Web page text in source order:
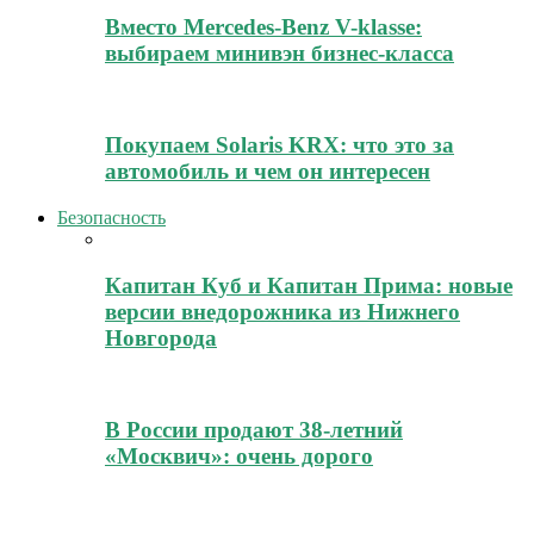
Вместо Mercedes-Benz V-klasse:
выбираем минивэн бизнес-класса
Покупаем Solaris KRX: что это за
автомобиль и чем он интересен
Безопасность
Капитан Куб и Капитан Прима: новые
версии внедорожника из Нижнего
Новгорода
В России продают 38-летний
«Москвич»: очень дорого